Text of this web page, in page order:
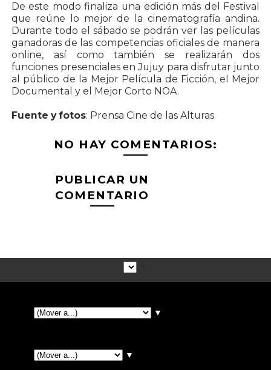
De este modo finaliza una edición más del Festival
que reúne lo mejor de la cinematografía andina.
Durante todo el sábado se podrán ver las películas
ganadoras de las competencias oficiales de manera
online, así como también se realizarán dos
funciones presenciales en Jujuy para disfrutar junto
al público de la Mejor Película de Ficción, el Mejor
Documental y el Mejor Corto NOA.
Fuente y fotos: Prensa Cine de las Alturas
NO HAY COMENTARIOS:
PUBLICAR UN
COMENTARIO
▼
▼